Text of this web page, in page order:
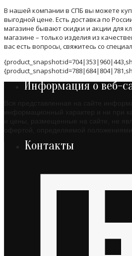
В нашей компании в СПБ вы можете
выгодной цене. Есть доставка по
магазине бывают скидки и акции для
магазине – только изделия из
вас есть вопросы, свяжитесь со
Информация о веб-
Контакты